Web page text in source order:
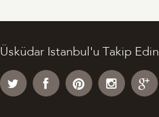
Üsküdar Istanbul'u Takip Edin